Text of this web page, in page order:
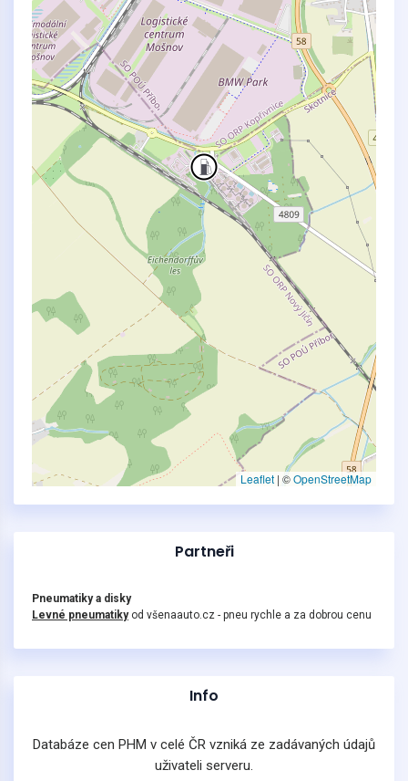
Leaflet | ©OpenStreetMap
Partneři
Pneumatiky a disky
Levné pneumatikyod všenaauto.cz - pneu rychle a za dobrou cenu
Info
Databáze cen PHM v celé ČR vzniká ze zadávaných údajů
uživateli serveru.